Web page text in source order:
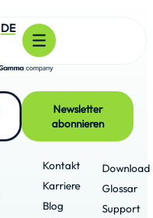
DE
Newsletter
abonnieren
Kontakt
Karriere
Blog
Download
Glossar
Support